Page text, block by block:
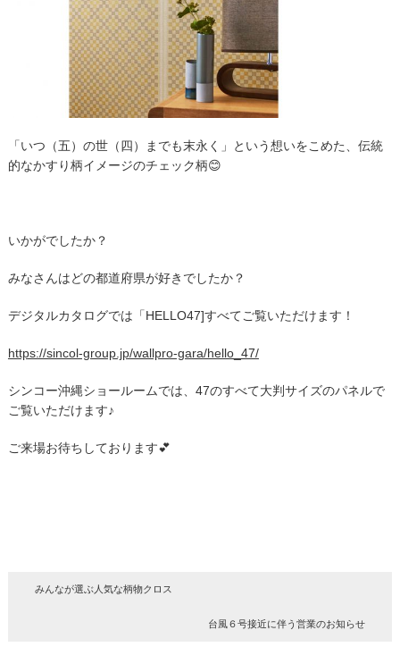
「いつ（五）の世（四）までも末永く」という想いをこめた、伝統
的なかすり柄イメージのチェック柄😊
いかがでしたか？
みなさんはどの都道府県が好きでしたか？
デジタルカタログでは「HELLO47]すべてご覧いただけます！
https://sincol-group.jp/wallpro-gara/hello_47/
シンコー沖縄ショールームでは、47のすべて大判サイズのパネルで
ご覧いただけます♪
ご来場お待ちしております💕
みんなが選ぶ人気な柄物クロス
台風６号接近に伴う営業のお知らせ